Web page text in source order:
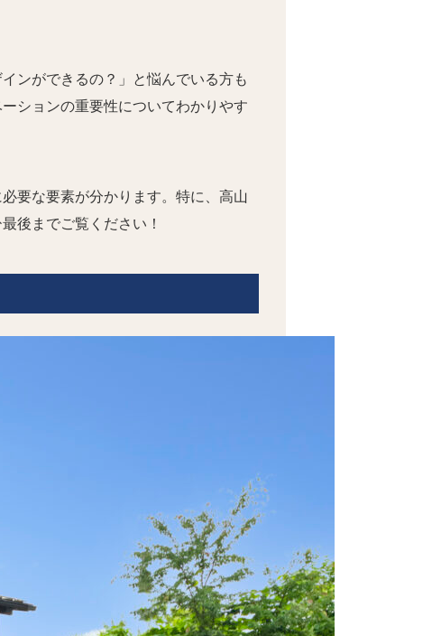
ンができるの？」と悩んでいる方も
ションの重要性についてわかりやす
要な要素が分かります。特に、高山
後までご覧ください！